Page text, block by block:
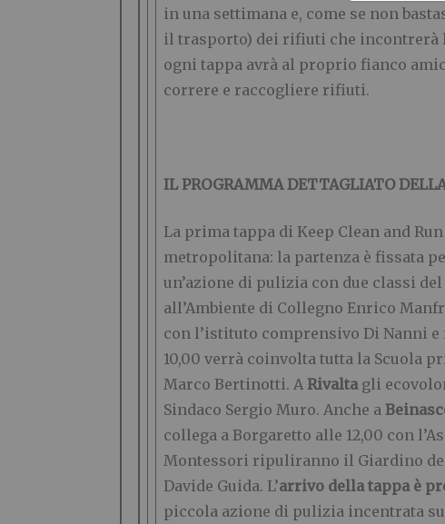
in una settimana e, come se non
il trasporto) dei rifiuti che incontrerà
ogni tappa avrà al proprio fianco
correre e raccogliere rifiuti.
IL PROGRAMMA DETTAGLIATO
La prima tappa di Keep Clean and
metropolitana: la partenza è fissata
un’azione di pulizia con due classi
all’Ambiente di Collegno Enrico
con l’istituto comprensivo Di Nanni e
10,00 verrà coinvolta tutta la Scuola
Marco Bertinotti. A Rivalta gli
Sindaco Sergio Muro. Anche a
collega a Borgaretto alle 12,00 con
Montessori ripuliranno il Giardino
Davide Guida. L’arrivo della tappa è
piccola azione di pulizia incentrata